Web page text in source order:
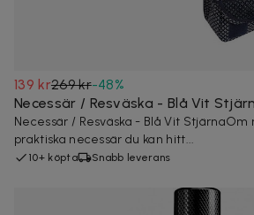
139 kr269 kr-48%
Necessär / Resväska - Blå Vit
Necessär / Resväska - Blå Vit
praktiska necessär du kan hitt...
10+ köpta Snabb leverans